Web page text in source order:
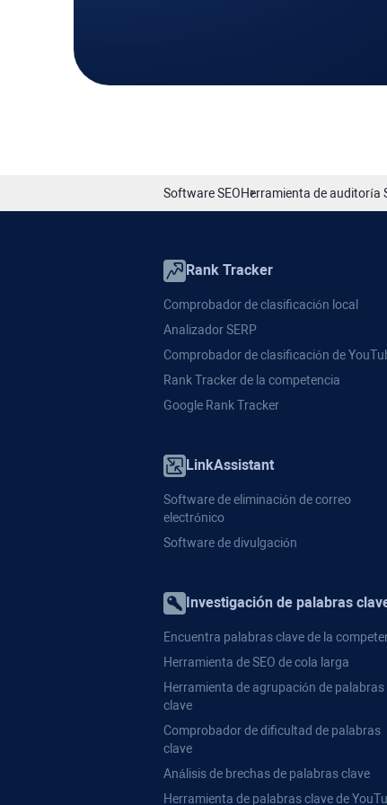
Software SEOHerramienta de auditoría
Rank Tracker
Comprobador de clasificación local
Analizador SERP
Comprobador de clasificación de
Rank Tracker de la competencia
Google Rank Tracker
LinkAssistant
Software de eliminación de correo
electrónico
Software de divulgación
Investigación de palabras
Encuentra palabras clave de la
Herramienta de SEO de cola larga
Herramienta de agrupación de palabras
clave
Comprobador de dificultad de palabras
clave
Análisis de brechas de palabras clave
Herramienta de palabras clave de